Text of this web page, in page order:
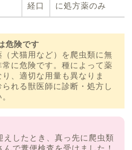
経口 に処方薬のみ
危険です
犬猫用など）を爬虫類に無
に危険です。種によって薬
、適切な用量も異なりま
れる獣医師に診断・処方し
えしたとき、真っ先に爬虫類
んで糞便検査を受けました！